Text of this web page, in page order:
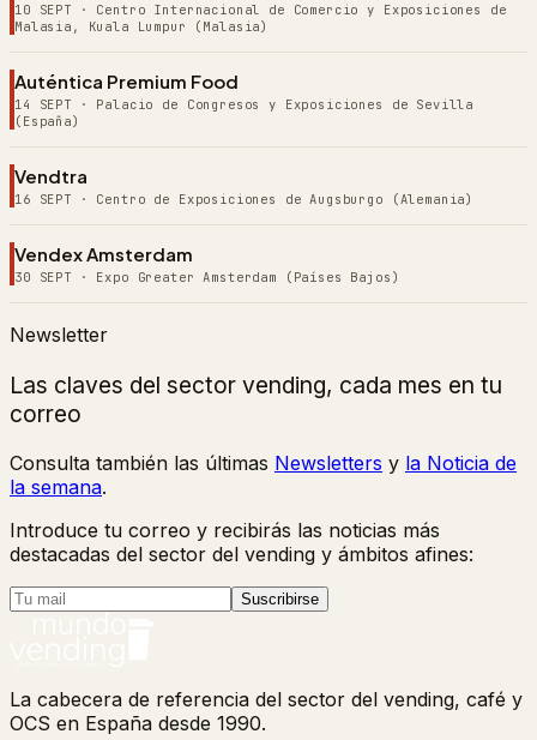
10 SEPT · Centro Internacional de Comercio y Exposiciones de
Malasia, Kuala Lumpur (Malasia)
Auténtica Premium Food
14 SEPT · Palacio de Congresos y Exposiciones de Sevilla
(España)
Vendtra
16 SEPT · Centro de Exposiciones de Augsburgo (Alemania)
Vendex Amsterdam
30 SEPT · Expo Greater Amsterdam (Países Bajos)
Newsletter
Las claves del sector vending, cada mes en tu
correo
Consulta también las últimas Newsletters y la Noticia de
la semana.
Introduce tu correo y recibirás las noticias más
destacadas del sector del vending y ámbitos afines:
Suscribirse
La cabecera de referencia del sector del vending, café y
OCS en España desde 1990.